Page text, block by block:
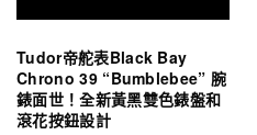
Tudor帝舵表Black Bay
Chrono 39 “Bumblebee” 腕
錶面世！全新黃黑雙色錶盤和
滾花按鈕設計